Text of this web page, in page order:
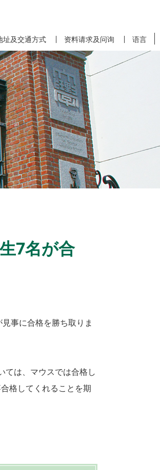
址及交通方式 资料请求及问询 语言
7名が合
事に合格を勝ち取りま
ては、マウスでは合格し
格してくれることを期